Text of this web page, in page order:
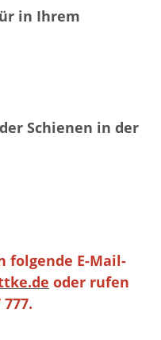
in Ihrem
Schienen in der
folgende E-Mail-
oder rufen